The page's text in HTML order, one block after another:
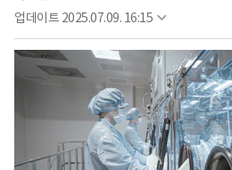
업데이트 2025.07.09. 16:15